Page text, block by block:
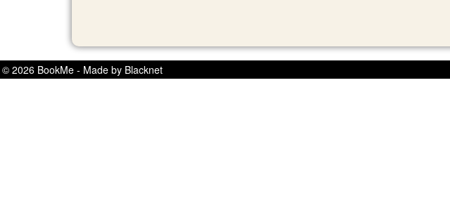
© 2026 BookMe - Made by Blacknet